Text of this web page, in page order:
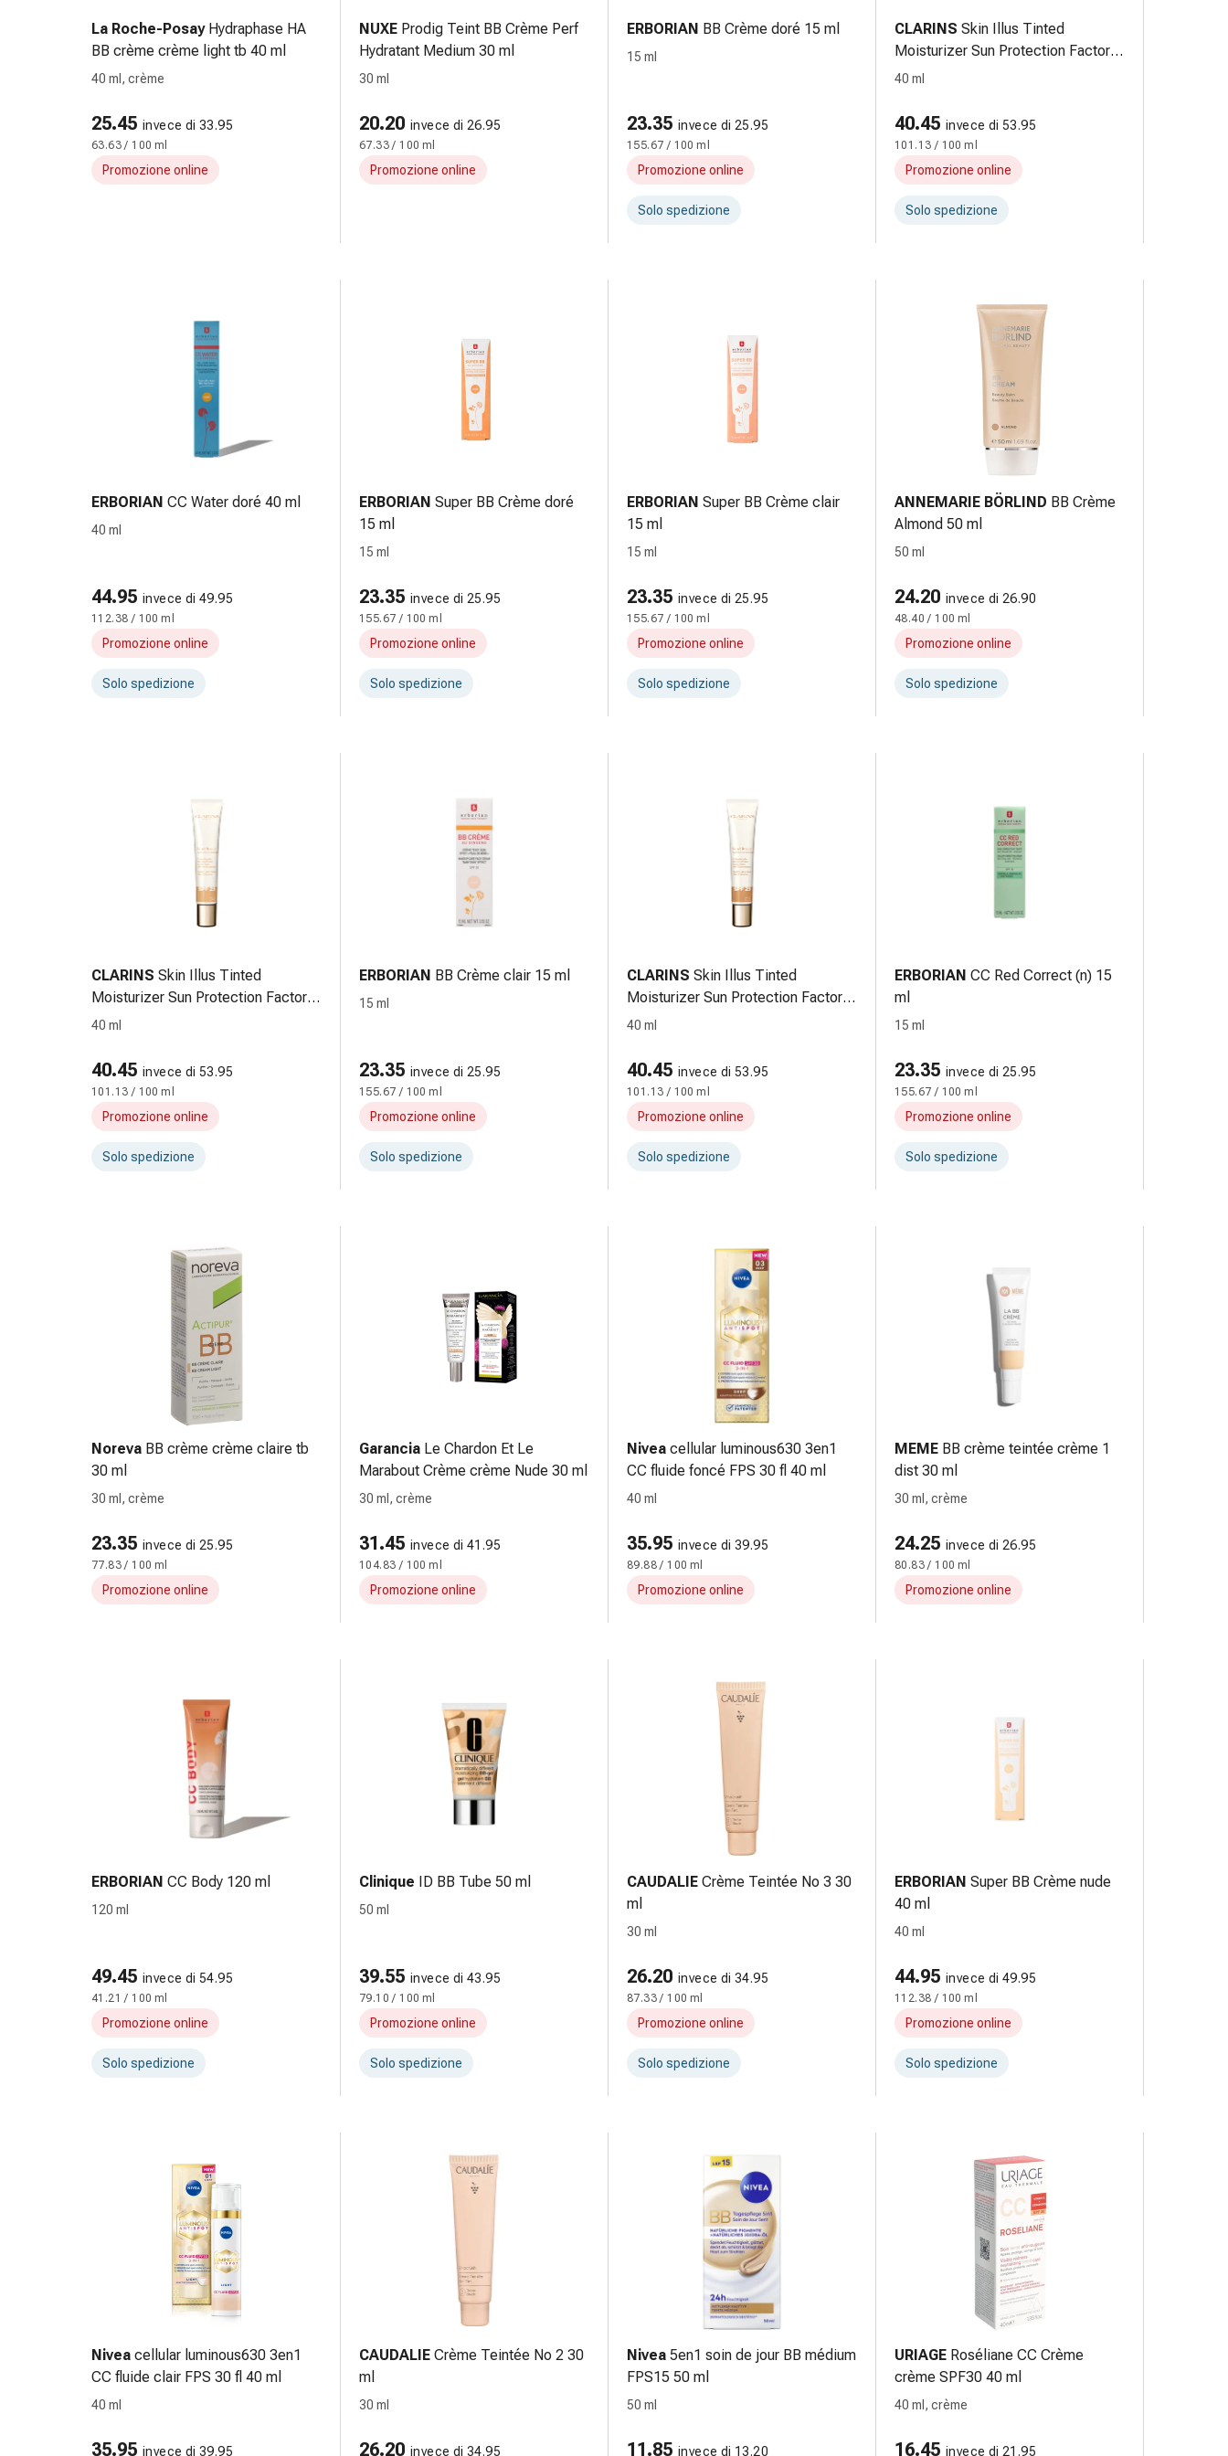
dita
Cerotti
di
Strisce
di
garza
medicazione
Ustioni
Set
di
Medicazioni
Unguenti
vescicante
Tamponi
medicali
orecchie
Igiene
Dolore
Infiammazione
Medicazioni
oftalmiche
vasi
sanguigni
Calze
e
di
sostegno
Coagulazione
nervosi
Disturbi
concentrazione
Allergie
pelle
flatulenza
e
gonfiore
Malattie
La Roche-Posay Hydraphase HA
BB crème crème light tb 40 ml
40 ml, crème
25.45 invece di 33.95
63.63 / 100 ml
Promozione online
NUXE Prodig Teint BB Crème Perf
Hydratant Medium 30 ml
30 ml
20.20 invece di 26.95
67.33 / 100 ml
Promozione online
ERBORIAN BB Crème doré 15 ml
15 ml
23.35 invece di 25.95
155.67 / 100 ml
Promozione online
Solo spedizione
CLARINS Skin Illus Tinted
Moisturizer Sun Protection Factor
25 02 40 ml
40 ml
40.45 invece di 53.95
101.13 / 100 ml
Promozione online
Solo spedizione
ERBORIAN CC Water doré 40 ml
40 ml
44.95 invece di 49.95
112.38 / 100 ml
Promozione online
Solo spedizione
ERBORIAN Super BB Crème doré
15 ml
15 ml
23.35 invece di 25.95
155.67 / 100 ml
Promozione online
Solo spedizione
ERBORIAN Super BB Crème clair
15 ml
15 ml
23.35 invece di 25.95
155.67 / 100 ml
Promozione online
Solo spedizione
ANNEMARIE BÖRLIND BB Crème
Almond 50 ml
50 ml
24.20 invece di 26.90
48.40 / 100 ml
Promozione online
Solo spedizione
CLARINS Skin Illus Tinted
Moisturizer Sun Protection Factor
25 04 40 ml
40 ml
40.45 invece di 53.95
101.13 / 100 ml
Promozione online
Solo spedizione
ERBORIAN BB Crème clair 15 ml
15 ml
23.35 invece di 25.95
155.67 / 100 ml
Promozione online
Solo spedizione
CLARINS Skin Illus Tinted
Moisturizer Sun Protection Factor
25 05 40 ml
40 ml
40.45 invece di 53.95
101.13 / 100 ml
Promozione online
Solo spedizione
ERBORIAN CC Red Correct (n) 15
ml
15 ml
23.35 invece di 25.95
155.67 / 100 ml
Promozione online
Solo spedizione
Noreva BB crème crème claire tb
30 ml
30 ml, crème
23.35 invece di 25.95
77.83 / 100 ml
Promozione online
Garancia Le Chardon Et Le
Marabout Crème crème Nude 30 ml
30 ml, crème
31.45 invece di 41.95
104.83 / 100 ml
Promozione online
Nivea cellular luminous630 3en1
CC fluide foncé FPS 30 fl 40 ml
40 ml
35.95 invece di 39.95
89.88 / 100 ml
Promozione online
MEME BB crème teintée crème 1
dist 30 ml
30 ml, crème
24.25 invece di 26.95
80.83 / 100 ml
Promozione online
ERBORIAN CC Body 120 ml
120 ml
49.45 invece di 54.95
41.21 / 100 ml
Promozione online
Solo spedizione
Clinique ID BB Tube 50 ml
50 ml
39.55 invece di 43.95
79.10 / 100 ml
Promozione online
Solo spedizione
CAUDALIE Crème Teintée No 3 30
ml
30 ml
26.20 invece di 34.95
87.33 / 100 ml
Promozione online
Solo spedizione
ERBORIAN Super BB Crème nude
40 ml
40 ml
44.95 invece di 49.95
112.38 / 100 ml
Promozione online
Solo spedizione
Nivea cellular luminous630 3en1
CC fluide clair FPS 30 fl 40 ml
40 ml
35.95 invece di 39.95
CAUDALIE Crème Teintée No 2 30
ml
30 ml
26.20 invece di 34.95
Nivea 5en1 soin de jour BB médium
FPS15 50 ml
50 ml
11.85 invece di 13.20
URIAGE Roséliane CC Crème
crème SPF30 40 ml
40 ml, crème
16.45 invece di 21.95